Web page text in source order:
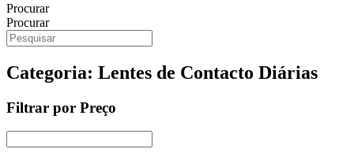
Procurar
Procurar
Categoria: Lentes de Contacto Diárias
Filtrar por Preço